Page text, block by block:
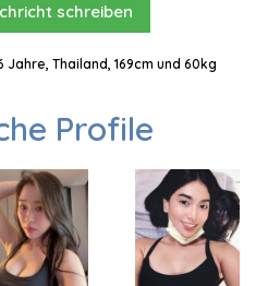
schreiben
Jahre, Thailand, 169cm und 60kg
Profile